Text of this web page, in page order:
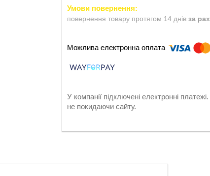
повернення товару протягом 14 днів за
У компанії підключені електронні
не покидаючи сайту.